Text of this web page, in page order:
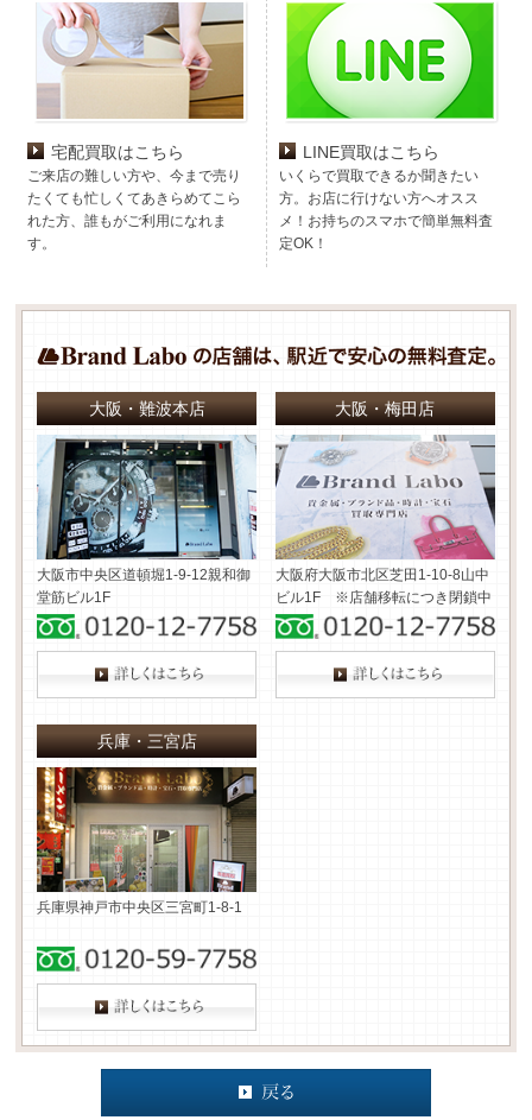
宅配買取はこちら
ご来店の難しい方や、今まで売り
たくても忙しくてあきらめてこら
れた方、誰もがご利用になれま
す。
LINE買取はこちら
いくらで買取できるか聞きたい
方。お店に行けない方へオスス
メ！お持ちのスマホで簡単無料査
定OK！
大阪・難波本店
大阪市中央区道頓堀1-9-12親和御
堂筋ビル1F
大阪・梅田店
大阪府大阪市北区芝田1-10-8山中
ビル1F ※店舗移転につき閉鎖中
兵庫・三宮店
兵庫県神戸市中央区三宮町1-8-1